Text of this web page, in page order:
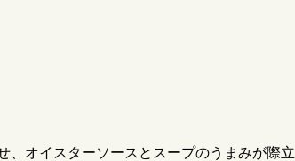
、オイスターソースとスープのうまみが際立